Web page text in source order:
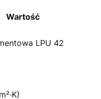
Wartość
LPU 42